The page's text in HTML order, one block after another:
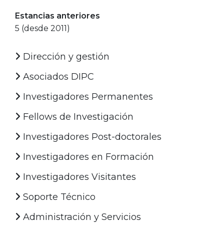
Estancias anteriores
5 (desde 2011)
Dirección y gestión
Asociados DIPC
Investigadores Permanentes
Fellows de Investigación
Investigadores Post-doctorales
Investigadores en Formación
Investigadores Visitantes
Soporte Técnico
Administración y Servicios